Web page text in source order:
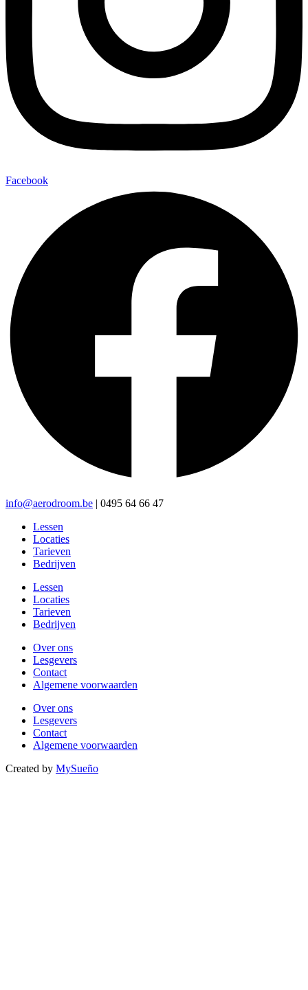
Facebook
info@aerodroom.be | 0495 64 66 47
Lessen
Locaties
Tarieven
Bedrijven
Lessen
Locaties
Tarieven
Bedrijven
Over ons
Lesgevers
Contact
Algemene voorwaarden
Over ons
Lesgevers
Contact
Algemene voorwaarden
Created by MySueño